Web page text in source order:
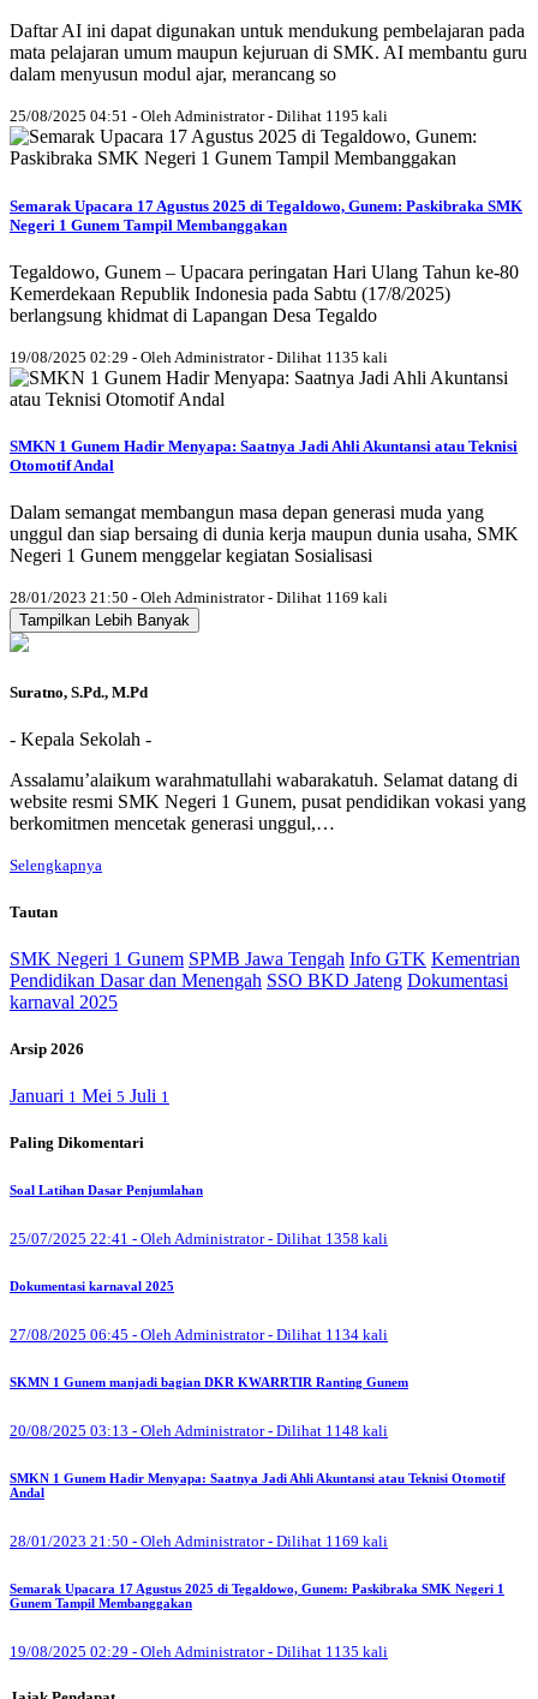
Daftar AI ini dapat digunakan untuk mendukung pembelajaran pada
mata pelajaran umum maupun kejuruan di SMK. AI membantu guru
dalam menyusun modul ajar, merancang so
25/08/2025 04:51 - Oleh Administrator - Dilihat 1195 kali
Semarak Upacara 17 Agustus 2025 di Tegaldowo, Gunem: Paskibraka SMK
Negeri 1 Gunem Tampil Membanggakan
Tegaldowo, Gunem – Upacara peringatan Hari Ulang Tahun ke-80
Kemerdekaan Republik Indonesia pada Sabtu (17/8/2025)
berlangsung khidmat di Lapangan Desa Tegaldo
19/08/2025 02:29 - Oleh Administrator - Dilihat 1135 kali
SMKN 1 Gunem Hadir Menyapa: Saatnya Jadi Ahli Akuntansi atau Teknisi
Otomotif Andal
Dalam semangat membangun masa depan generasi muda yang
unggul dan siap bersaing di dunia kerja maupun dunia usaha, SMK
Negeri 1 Gunem menggelar kegiatan Sosialisasi
28/01/2023 21:50 - Oleh Administrator - Dilihat 1169 kali
Tampilkan Lebih Banyak
Suratno, S.Pd., M.Pd
- Kepala Sekolah -
Assalamu’alaikum warahmatullahi wabarakatuh. Selamat datang di
website resmi SMK Negeri 1 Gunem, pusat pendidikan vokasi yang
berkomitmen mencetak generasi unggul,…
Selengkapnya
Tautan
SMK Negeri 1 Gunem SPMB Jawa Tengah Info GTK Kementrian
Pendidikan Dasar dan Menengah SSO BKD Jateng Dokumentasi
karnaval 2025
Arsip 2026
Januari 1 Mei 5 Juli 1
Paling Dikomentari
Soal Latihan Dasar Penjumlahan
25/07/2025 22:41 - Oleh Administrator - Dilihat 1358 kali
Dokumentasi karnaval 2025
27/08/2025 06:45 - Oleh Administrator - Dilihat 1134 kali
SKMN 1 Gunem manjadi bagian DKR KWARRTIR Ranting Gunem
20/08/2025 03:13 - Oleh Administrator - Dilihat 1148 kali
SMKN 1 Gunem Hadir Menyapa: Saatnya Jadi Ahli Akuntansi atau Teknisi Otomotif
Andal
28/01/2023 21:50 - Oleh Administrator - Dilihat 1169 kali
Semarak Upacara 17 Agustus 2025 di Tegaldowo, Gunem: Paskibraka SMK Negeri 1
Gunem Tampil Membanggakan
19/08/2025 02:29 - Oleh Administrator - Dilihat 1135 kali